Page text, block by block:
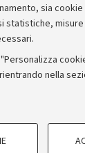
sia
nella
- Università di